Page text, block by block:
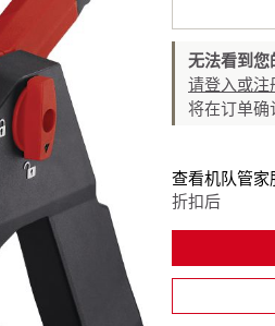
无法看到您
请登入或注
将在订单确
查看机队管家
折扣后